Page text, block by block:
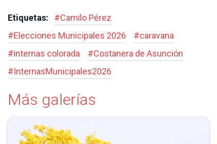
Etiquetas: #Camilo Pérez
#Elecciones Municipales 2026 #caravana
#internas colorada #Costanera de Asunción
#InternasMunicipales2026
Más galerías